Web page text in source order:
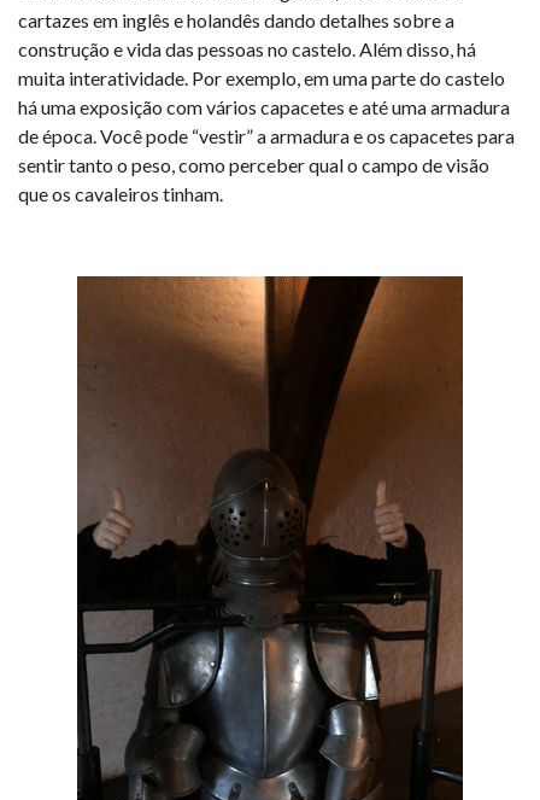
cartazes em inglês e holandês dando detalhes sobre a
construção e vida das pessoas no castelo. Além disso, há
muita interatividade. Por exemplo, em uma parte do castelo
há uma exposição com vários capacetes e até uma armadura
de época. Você pode “vestir” a armadura e os capacetes para
sentir tanto o peso, como perceber qual o campo de visão
que os cavaleiros tinham.